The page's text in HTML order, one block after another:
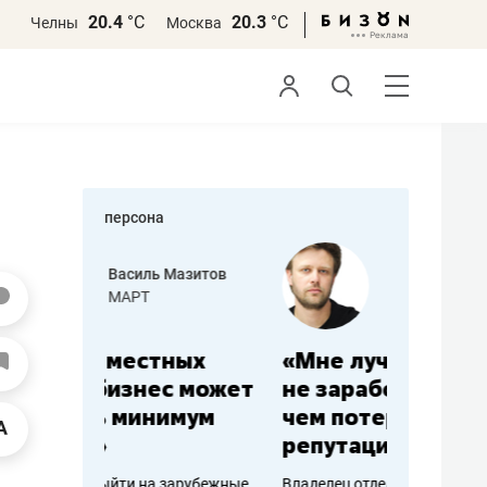
Челны 20.4 °С Москва 20.3 °С
персона
Роман Ободец
«Готовые решения»
«Мне лучше
не заработать вообще,
чем потерять
репутацию»